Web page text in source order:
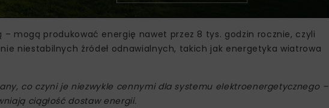
mogą produkować energię nawet przez 8 tys. godzin rocznie, czyli
niestabilnych źródeł odnawialnych, takich jak energetyka wiatrowa
co czyni je niezwykle cennymi dla systemu elektroenergetycznego –
ciągłość dostaw energii.